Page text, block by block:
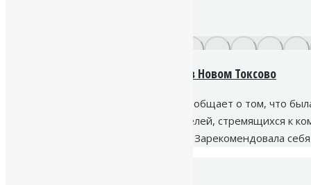
Скважина для воды на участке в Новом Токсово
Буровая компания «Наш Исток» сообщает о том, что
новость особенно важна для жителей, стремящихся к
работает на рынке буровых услуг. Зарекомендовала